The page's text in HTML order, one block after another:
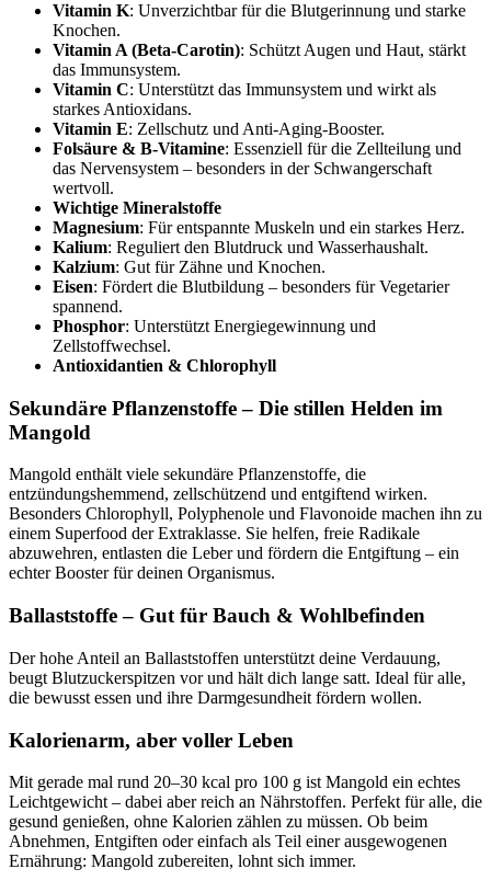
Vitamin K: Unverzichtbar für die Blutgerinnung und starke
Knochen.
Vitamin A (Beta-Carotin): Schützt Augen und Haut, stärkt
das Immunsystem.
Vitamin C: Unterstützt das Immunsystem und wirkt als
starkes Antioxidans.
Vitamin E: Zellschutz und Anti-Aging-Booster.
Folsäure & B-Vitamine: Essenziell für die Zellteilung und
das Nervensystem – besonders in der Schwangerschaft
wertvoll.
Wichtige Mineralstoffe
Magnesium: Für entspannte Muskeln und ein starkes Herz.
Kalium: Reguliert den Blutdruck und Wasserhaushalt.
Kalzium: Gut für Zähne und Knochen.
Eisen: Fördert die Blutbildung – besonders für Vegetarier
spannend.
Phosphor: Unterstützt Energiegewinnung und
Zellstoffwechsel.
Antioxidantien & Chlorophyll
Sekundäre Pflanzenstoffe – Die stillen Helden im
Mangold
Mangold enthält viele sekundäre Pflanzenstoffe, die
entzündungshemmend, zellschützend und entgiftend wirken.
Besonders Chlorophyll, Polyphenole und Flavonoide machen ihn zu
einem Superfood der Extraklasse. Sie helfen, freie Radikale
abzuwehren, entlasten die Leber und fördern die Entgiftung – ein
echter Booster für deinen Organismus.
Ballaststoffe – Gut für Bauch & Wohlbefinden
Der hohe Anteil an Ballaststoffen unterstützt deine Verdauung,
beugt Blutzuckerspitzen vor und hält dich lange satt. Ideal für alle,
die bewusst essen und ihre Darmgesundheit fördern wollen.
Kalorienarm, aber voller Leben
Mit gerade mal rund 20–30 kcal pro 100 g ist Mangold ein echtes
Leichtgewicht – dabei aber reich an Nährstoffen. Perfekt für alle, die
gesund genießen, ohne Kalorien zählen zu müssen. Ob beim
Abnehmen, Entgiften oder einfach als Teil einer ausgewogenen
Ernährung: Mangold zubereiten, lohnt sich immer.